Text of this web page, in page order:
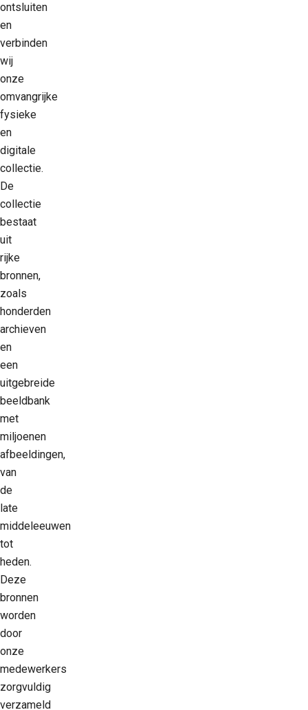
ontsluiten
en
verbinden
wij
onze
omvangrijke
fysieke
en
digitale
collectie.
De
collectie
bestaat
uit
rijke
bronnen,
zoals
honderden
archieven
en
een
uitgebreide
beeldbank
met
miljoenen
afbeeldingen,
van
de
late
middeleeuwen
tot
heden.
Deze
bronnen
worden
door
onze
medewerkers
zorgvuldig
verzameld